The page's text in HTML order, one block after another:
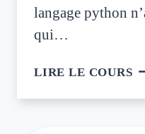
langage python
qui…
LIRE LE COURS